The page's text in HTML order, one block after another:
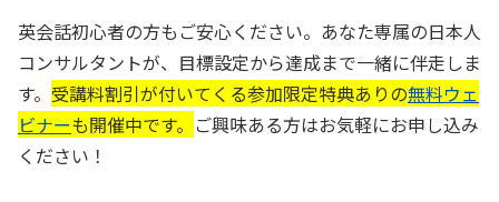
英会話初心者の方もご安心ください。あなた専属の日本人
コンサルタントが、目標設定から達成まで一緒に伴走しま
す。 受講料割引が付いてくる参加限定特典ありの無料ウェ
ビナーも開催中です。 ご興味ある方はお気軽にお申し込み
ください！